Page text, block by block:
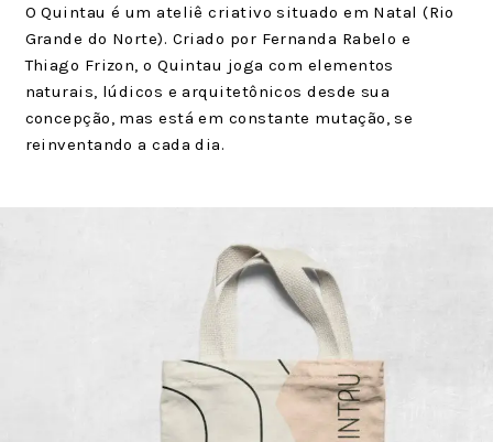
O Quintau é um ateliê criativo situado em Natal (Rio
Grande do Norte). Criado por Fernanda Rabelo e
Thiago Frizon, o Quintau joga com elementos
naturais, lúdicos e arquitetônicos desde sua
concepção, mas está em constante mutação, se
reinventando a cada dia.